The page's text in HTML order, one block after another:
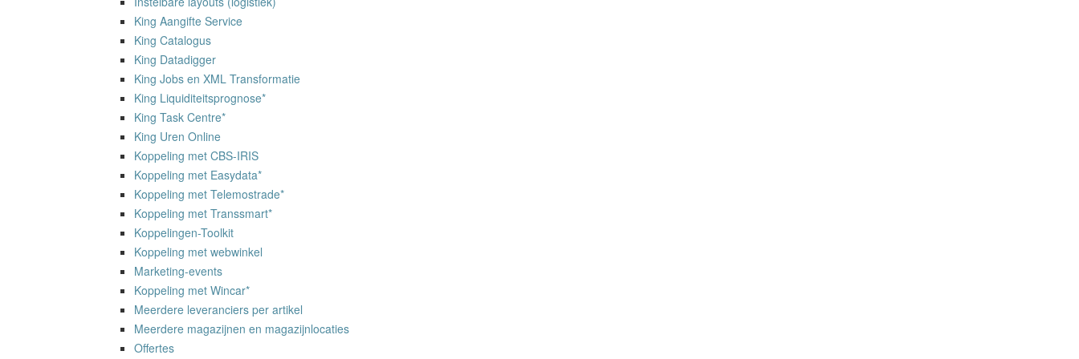
King Aangifte Service
King Catalogus
King Datadigger
King Jobs en XML Transformatie
King Liquiditeitsprognose*
King Task Centre*
King Uren Online
Koppeling met CBS-IRIS
Koppeling met Easydata*
Koppeling met Telemostrade*
Koppeling met Transsmart*
Koppelingen-Toolkit
Koppeling met webwinkel
Marketing-events
Koppeling met Wincar*
Meerdere leveranciers per artikel
Meerdere magazijnen en magazijnlocaties
Offertes